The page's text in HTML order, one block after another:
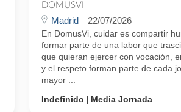
DOMUSVI
Madrid 22/07/2026
En DomusVi, cuidar es compartir
formar parte de una labor que
que quieran ejercer con vocación,
y el respeto forman parte de cada
mayor ...
Indefinido
Media Jornada